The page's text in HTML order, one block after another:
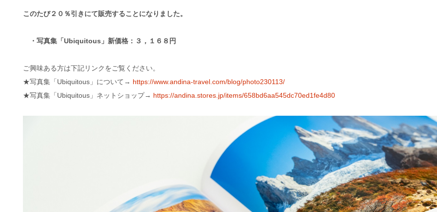
このたび２０％引きにて販売することになりました。
・写真集「Ubiquitous」新価格：３，１６８円
ご興味ある方は下記リンクをご覧ください。
★写真集「Ubiquitous」について→ https://www.andina-travel.com/blog/photo230113/
★写真集「Ubiquitous」ネットショップ→ https://andina.stores.jp/items/658bd6aa545dc70ed1fe4d80